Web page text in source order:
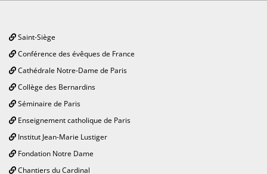
Saint-Siège
Conférence des évêques de France
Cathédrale Notre-Dame de Paris
Collège des Bernardins
Séminaire de Paris
Enseignement catholique de Paris
Institut Jean-Marie Lustiger
Fondation Notre Dame
Chantiers du Cardinal